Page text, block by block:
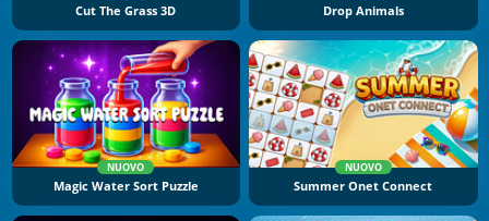
Cut The Grass 3D Drop Animals
NUOVO
Magic Water Sort Puzzle
NUOVO
Summer Onet Connect